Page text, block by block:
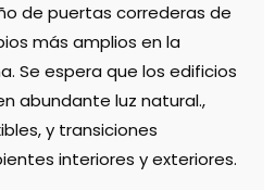
de puertas correderas de
más amplios en la
Se espera que los edificios
abundante luz natural.,
y transiciones
interiores y exteriores.